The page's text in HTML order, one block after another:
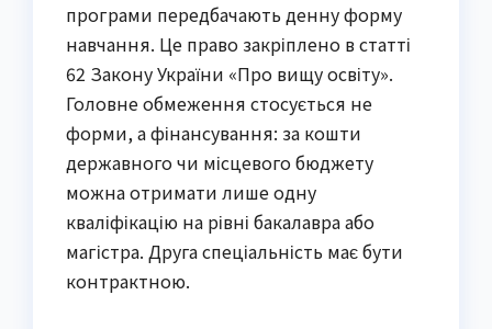
програми передбачають денну форму
навчання. Це право закріплено в статті
62 Закону України «Про вищу освіту».
Головне обмеження стосується не
форми, а фінансування: за кошти
державного чи місцевого бюджету
можна отримати лише одну
кваліфікацію на рівні бакалавра або
магістра. Друга спеціальність має бути
контрактною.